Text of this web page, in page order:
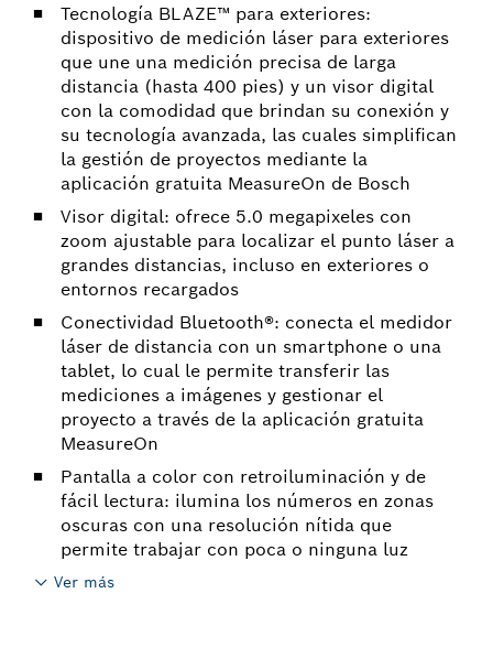
Tecnología BLAZE™ para exteriores:
dispositivo de medición láser para exteriores
que une una medición precisa de larga
distancia (hasta 400 pies) y un visor digital
con la comodidad que brindan su conexión y
su tecnología avanzada, las cuales simplifican
la gestión de proyectos mediante la
aplicación gratuita MeasureOn de Bosch
Visor digital: ofrece 5.0 megapixeles con
zoom ajustable para localizar el punto láser a
grandes distancias, incluso en exteriores o
entornos recargados
Conectividad Bluetooth®: conecta el medidor
láser de distancia con un smartphone o una
tablet, lo cual le permite transferir las
mediciones a imágenes y gestionar el
proyecto a través de la aplicación gratuita
MeasureOn
Pantalla a color con retroiluminación y de
fácil lectura: ilumina los números en zonas
oscuras con una resolución nítida que
permite trabajar con poca o ninguna luz
Ver más